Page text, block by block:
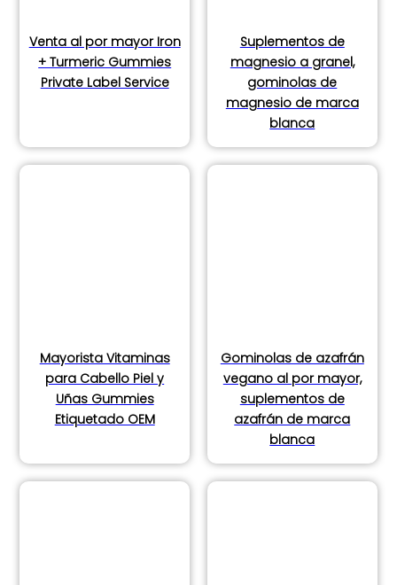
Venta al por mayor Iron
+ Turmeric Gummies
Private Label Service
Suplementos de
magnesio a granel,
gominolas de
magnesio de marca
blanca
Mayorista Vitaminas
para Cabello Piel y
Uñas Gummies
Etiquetado OEM
Gominolas de azafrán
vegano al por mayor,
suplementos de
azafrán de marca
blanca